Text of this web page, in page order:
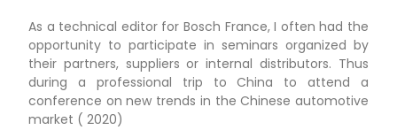
As a technical editor for Bosch France, I often had the
opportunity to participate in seminars organized by
their partners, suppliers or internal distributors. Thus
during a professional trip to China to attend a
conference on new trends in the Chinese automotive
market ( 2020)